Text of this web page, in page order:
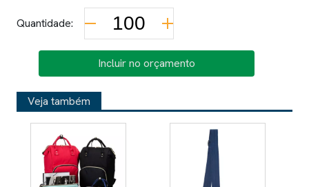
Quantidade:
Incluir no orçamento
Veja também